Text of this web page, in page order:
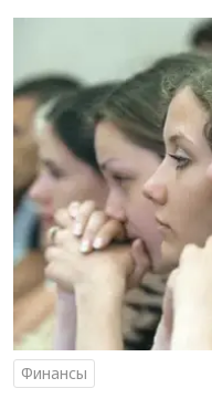
Финансы